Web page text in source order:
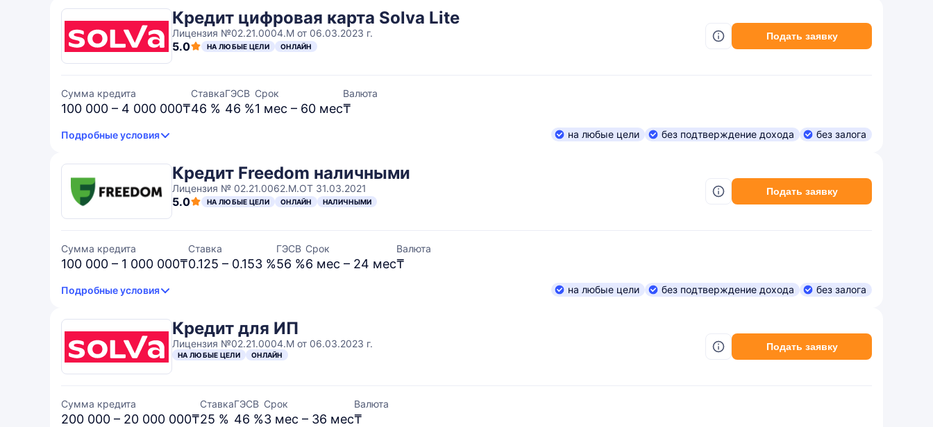
Кредит цифровая карта Solva Lite
Лицензия №02.21.0004.М от 06.03.2023 г.
5.0 НА ЛЮБЫЕ ЦЕЛИ ОНЛАЙН
Подать заявку
Сумма кредита
100 000 – 4 000 000₸
Ставка
46 %
ГЭСВ
46 %
Срок
1 мес – 60 мес
Валюта
₸
на любые цели без подтверждение дохода без залога
Подробные условия
Кредит Freedom наличными
Лицензия № 02.21.0062.М.ОТ 31.03.2021
5.0 НА ЛЮБЫЕ ЦЕЛИ ОНЛАЙН НАЛИЧНЫМИ
Подать заявку
Сумма кредита
100 000 – 1 000 000₸
Ставка
0.125 – 0.153 %
ГЭСВ
56 %
Срок
6 мес – 24 мес
Валюта
₸
на любые цели без подтверждение дохода без залога
Подробные условия
Кредит для ИП
Лицензия №02.21.0004.М от 06.03.2023 г.
НА ЛЮБЫЕ ЦЕЛИ ОНЛАЙН
Подать заявку
Сумма кредита
200 000 – 20 000 000₸
Ставка
25 %
ГЭСВ
46 %
Срок
3 мес – 36 мес
Валюта
₸